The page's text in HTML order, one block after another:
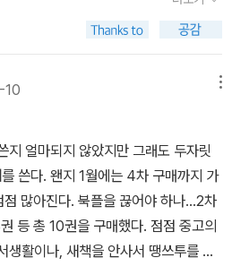
는 하나의 당찬 도전이 아닐까. 도덕
로 다른 것이다.에드나가 각성하는 두 번
아노 음악이다. 에드나가 <고독>이
주하자 그 음악을 듣고 에드나는 전
진 에드나는 자신의 ‘존재가 영원한
이번이 처음’이라고 느낀다. ‘파도가
듯, 바로 열정 그 자체가 그녀의 영혼
흔든다’. 에드나는 전율하고, 숨도 쉴
악을 제대로 들을 줄 안다고 말한 부
사는 아들만 둘 둔 스물여덟 살 주부.
몸이 물에 뜰 수 있다는 것인지를 이
용을 대폭 건너뛰어 이야기해서, 어느
저절로 익히게 되고, 그러면서 보다 더
인다. 바다에서 헤엄을 치며 어느 순
는 돌아오지 못하겠다는 두려움이 왈
나의 의식은 돌변한다. 남편에 대한 복
드나는 남편 레옹스 퐁텔리에가 “당
자, “다시는 나한테 그런 식으로 명령
만 구매하기로 했으니 책은 18권 이내
세계문학전집 캘린더 2월 필사 결
다.
뜬 열정이 거부당했다는 확신에 쓰라
적이 결코 없었다. 또한 입 밖에 내려
정과 생각은 자신에게 속한, 자신만의
누릴 권리가 있었으며, 이는 그 누구
확신하고 있었다. - P102지난 세월이
꾼 것 같아요. 하지만 잠에서 깨어나면
, 그래요! 평생 망상에 사로잡혀 바보처
깨어나는 게 낫겠죠.- P234
더이상 활발하게 창작활동을 하지 않
로썬 참으로 개탄할 일이다. 다시 한
는 있어서는 안된다고. 소설은 어쩔수
만 뛰어넘기도 해야한다. 이른바 '도
이다. 미디어와는 다르다. 현실에서 경
있어야 한다고 생각한다. 그래야 상상
소설은 독재자들에게 위험한 경계의
한계를 두는것은 누구에게도 권리가
서 그런 자율권이 주어져야 한다고 나
테두리 안에 있다.) 지금의 금기가 다
있다. 시대에 발이 묶인 독자는 작가에
지 얼마되지 않았지만 그래도 두자릿
쓴다. 왠지 1월에는 4차 구매까지 가
많아진다. 북플을 끊어야 하나...2차
등 총 10권을 구매했다. 점점 중고의
생활이나, 새책을 안사서 땡쓰투를 잘